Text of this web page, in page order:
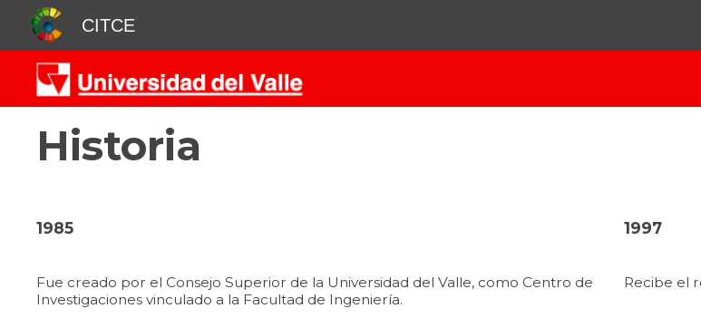
CITCE
Historia
1985
Fue creado por el Consejo Superior de la Universidad del Valle, como Centro de
Investigaciones vinculado a la Facultad de Ingeniería.
1997
Recibe el